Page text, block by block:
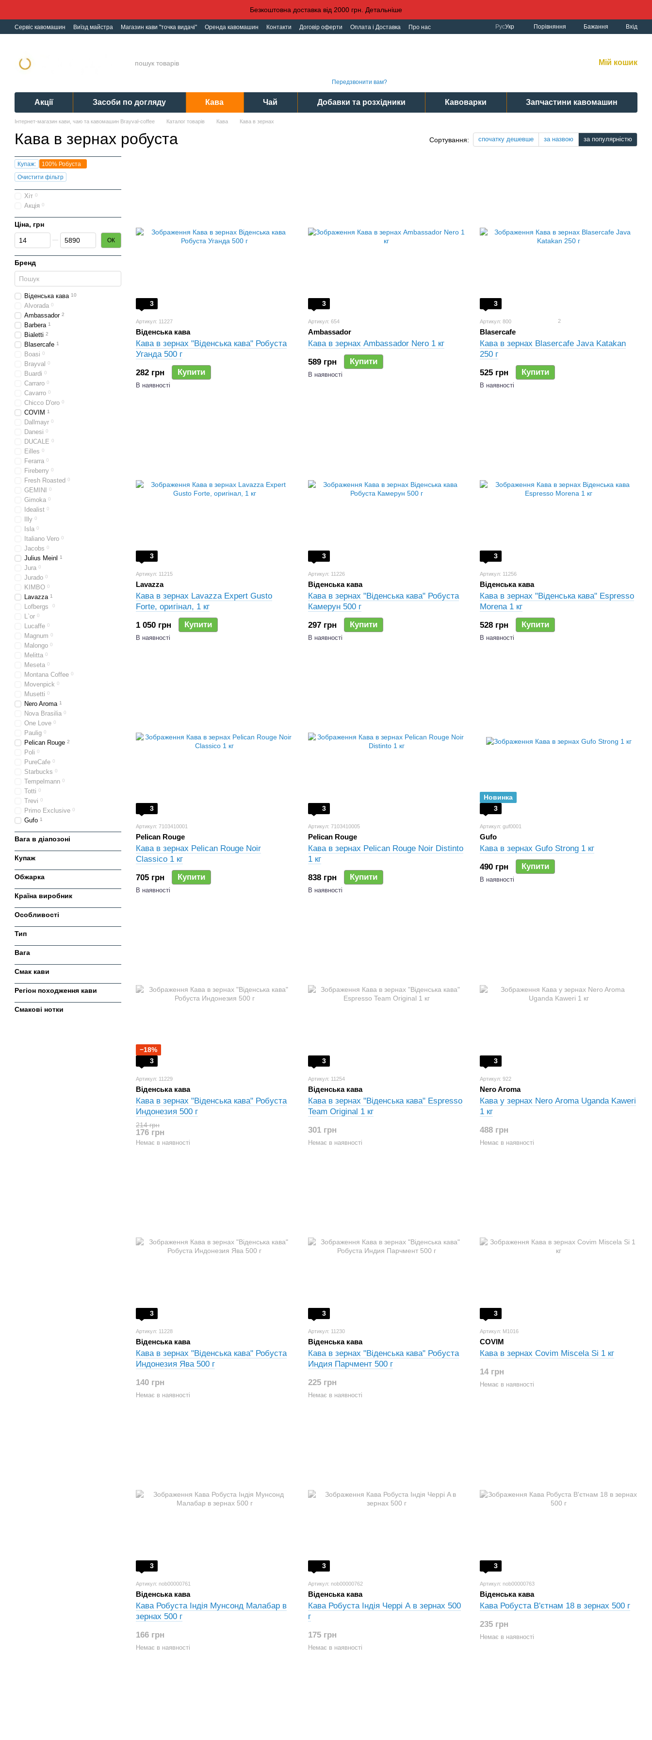
Безкоштовна доставка від 2000 грн. Детальніше
Сервіс кавомашин Виїзд майстра Магазин кави "точка видачі" Оренда кавомашин Контакти Договір оферти Оплата і Доставка
Про нас
РусУкр Порівняння Бажання Вхід
Передзвонити вам?
Мій кошик
Акції Засоби по догляду Кава Чай Добавки та розхідники Кавоварки Запчастини кавомашин
Інтернет-магазин кави, чаю та кавомашин Brayval-coffee Каталог товарів Кава Кава в зернах
Кава в зернах робуста Сортування: спочатку дешевше за назвою за популярністю
3
Артикул: 11227
Віденська кава
Кава в зернах "Віденська кава" Робуста
Уганда 500 г
282 грн
Купити
В наявності
3
Артикул: 654
Ambassador
Кава в зернах Ambassador Nero 1 кг
589 грн
Купити
В наявності
3
Артикул: 800 2
Blasercafe
Кава в зернах Blasercafe Java Katakan
250 г
525 грн
Купити
В наявності
3
Артикул: 11215
Lavazza
Кава в зернах Lavazza Expert Gusto
Forte, оригінал, 1 кг
1 050 грн
Купити
В наявності
3
Артикул: 11226
Віденська кава
Кава в зернах "Віденська кава" Робуста
Камерун 500 г
297 грн
Купити
В наявності
3
Артикул: 11256
Віденська кава
Кава в зернах "Віденська кава" Espresso
Morena 1 кг
528 грн
Купити
В наявності
3
Артикул: 7103410001
Pelican Rouge
Кава в зернах Pelican Rouge Noir
Classico 1 кг
705 грн
Купити
В наявності
3
Артикул: 7103410005
Pelican Rouge
Кава в зернах Pelican Rouge Noir Distinto
1 кг
838 грн
Купити
В наявності
Новинка
3
Артикул: guf0001
Gufo
Кава в зернах Gufo Strong 1 кг
490 грн
Купити
В наявності
−18%
3
Артикул: 11229
Віденська кава
Кава в зернах "Віденська кава" Робуста
Индонезия 500 г
214 грн
176 грн
Немає в наявності
3
Артикул: 11254
Віденська кава
Кава в зернах "Віденська кава" Espresso
Team Original 1 кг
301 грн
Немає в наявності
3
Артикул: 922
Nero Aroma
Кава у зернах Nero Aroma Uganda Kaweri
1 кг
488 грн
Немає в наявності
3
Артикул: 11228
Віденська кава
Кава в зернах "Віденська кава" Робуста
Индонезия Ява 500 г
140 грн
Немає в наявності
3
Артикул: 11230
Віденська кава
Кава в зернах "Віденська кава" Робуста
Индия Парчмент 500 г
225 грн
Немає в наявності
3
Артикул: M1016
COVIM
Кава в зернах Covim Miscela Si 1 кг
14 грн
Немає в наявності
3
Артикул: nob00000761
Віденська кава
Кава Робуста Індія Мунсонд Малабар в
зернах 500 г
166 грн
Немає в наявності
3
Артикул: nob00000762
Віденська кава
Кава Робуста Індія Черрі A в зернах 500
г
175 грн
Немає в наявності
3
Артикул: nob00000763
Віденська кава
Кава Робуста В'єтнам 18 в зернах 500 г
235 грн
Немає в наявності
Купаж:
100% Робуста
Очистити фільтр
Хіт 0
Акція 0
Ціна, грн
Від Ціна, грн
До Ціна, грн ОК
Бренд
Віденська кава 10
Alvorada 0
Ambassador 2
Barbera 1
Bialetti 2
Blasercafe 1
Boasi 0
Brayval 0
Buardi 0
Carraro 0
Cavarro 0
Chicco D'oro 0
COVIM 1
Dallmayr 0
Danesi 0
DUCALE 0
Eilles 0
Ferarra 0
Fireberry 0
Fresh Roasted 0
GEMINI 0
Gimoka 0
Idealist 0
Illy 0
Isla 0
Italiano Vero 0
Jacobs 0
Julius Meinl 1
Jura 0
Jurado 0
KIMBO 0
Lavazza 1
Lofbergs 0
L`or 0
Lucaffe 0
Magnum 0
Malongo 0
Melitta 0
Meseta 0
Montana Coffee 0
Movenpick 0
Musetti 0
Nero Aroma 1
Nova Brasilia 0
One Love 0
Paulig 0
Pelican Rouge 2
Poli 0
PureCafe 0
Starbucks 0
Tempelmann 0
Totti 0
Trevi 0
Primo Exclusive 0
Gufo 1
Вага в діапозоні
Купаж
Обжарка
Країна виробник
Особливості
Тип
Вага
Смак кави
Регіон походження кави
Смакові нотки